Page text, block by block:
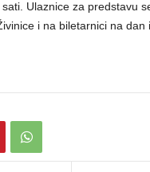
Ulaznice za predstavu
i na biletarnici na dan